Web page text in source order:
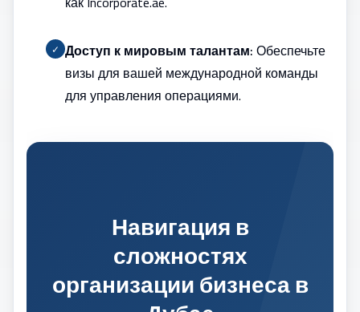
✓ Доступ к мировым талантам:Обеспечьте
визы для вашей международной команды
для управления операциями.
Навигация в
сложностях
организации бизнеса в